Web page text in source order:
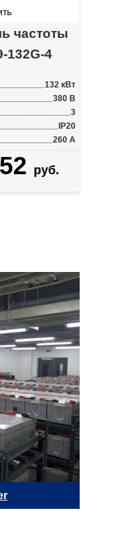
частоты
132G-4
132 кВт
380 В
3
IP20
260 А
руб.